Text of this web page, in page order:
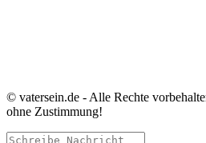
© vatersein.de - Alle Rechte
ohne Zustimmung!